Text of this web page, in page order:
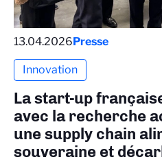
13.04.2026Presse
Innovation
La start-up
avec la recherche
une supply chain
souveraine et